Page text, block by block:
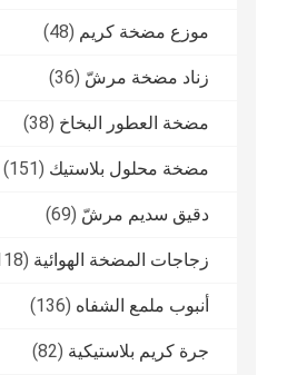
موزع مضخة كريم (48)
زناد مضخة مرشّ (36)
مضخة العطور البخاخ (38)
مضخة محلول بلاستيك (151)
دقيق سديم مرشّ (69)
زجاجات المضخة الهوائية (118)
أنبوب ملمع الشفاه (136)
جرة كريم بلاستيكية (82)